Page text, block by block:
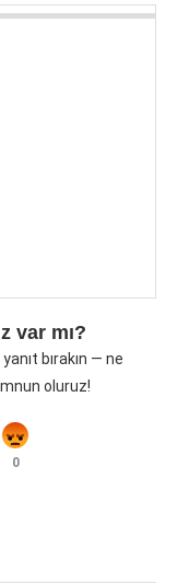
var mı?
bırakın — ne
oluruz!
0